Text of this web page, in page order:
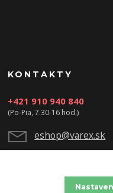
KONTAKTY
+421 910 940 840
(Po-Pia, 7.30-16 hod.)
eshop@varex.sk